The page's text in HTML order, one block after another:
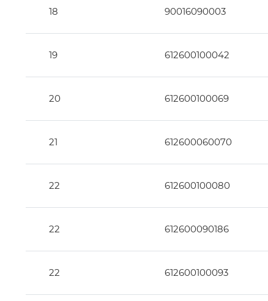
18 90016090003
19 612600100042
20 612600100069
21 612600060070
22 612600100080
22 612600090186
22 612600100093